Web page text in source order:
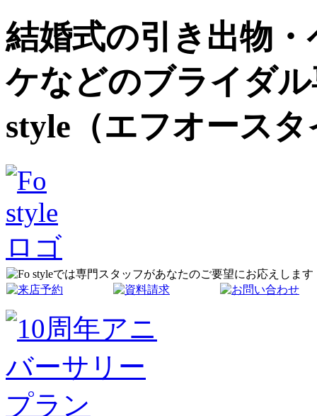
結婚式の引き出物
ケなどのブライダ
style（エフオース